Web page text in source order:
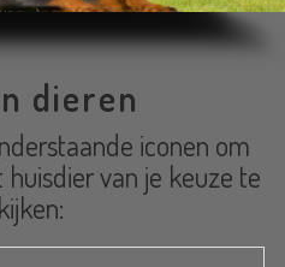
dieren
iconen om
van je keuze te